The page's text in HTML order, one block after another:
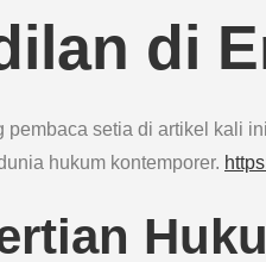
di
pembaca setia di artikel kali
hukum kontemporer.